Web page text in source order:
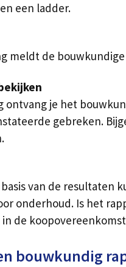
een ladder.
meldt de
ontvang je het
gebreken.
van de resultaten
onderhoud. Is het
de
bouwkundig